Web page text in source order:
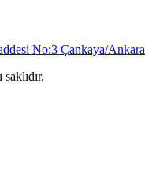
No:3 Çankaya/Ankara